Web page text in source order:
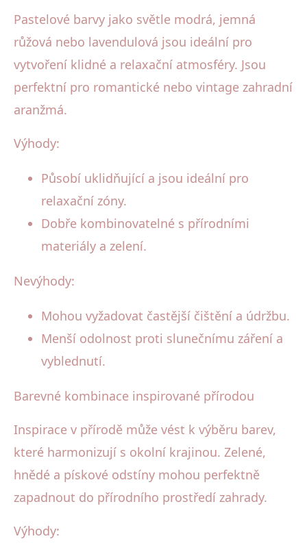
Pastelové barvy jako světle modrá, jemná
růžová nebo lavendulová jsou ideální pro
vytvoření klidné a relaxační atmosféry. Jsou
perfektní pro romantické nebo vintage zahradní
aranžmá.
Výhody:
Působí uklidňující a jsou ideální pro
relaxační zóny.
Dobře kombinovatelné s přírodními
materiály a zelení.
Nevýhody:
Mohou vyžadovat častější čištění a údržbu.
Menší odolnost proti slunečnímu záření a
vyblednutí.
Barevné kombinace inspirované přírodou
Inspirace v přírodě může vést k výběru barev,
které harmonizují s okolní krajinou. Zelené,
hnědé a pískové odstíny mohou perfektně
zapadnout do přírodního prostředí zahrady.
Výhody: